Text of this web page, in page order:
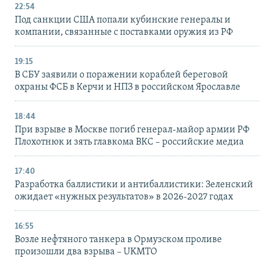
22:54
Под санкции США попали кубинские генералы и
компании, связанные с поставками оружия из РФ
19:15
В СБУ заявили о поражении кораблей береговой
охраны ФСБ в Керчи и НПЗ в российском Ярославле
18:44
При взрыве в Москве погиб генерал-майор армии РФ
Плохотнюк и зять главкома ВКС – российские медиа
17:40
Разработка баллистики и антибаллистики: Зеленский
ожидает «нужных результатов» в 2026-2027 годах
16:55
Возле нефтяного танкера в Ормузском проливе
произошли два взрыва – UKMTO